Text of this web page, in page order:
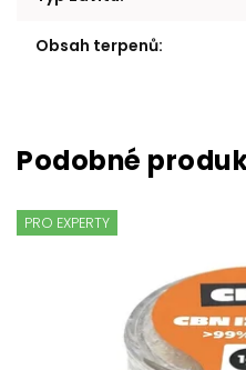
Obsah terpenů:
PRO EXPERTY